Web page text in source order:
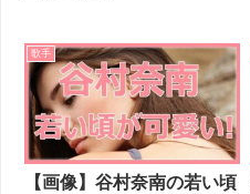
歌手
【画像】谷村奈南の若い頃